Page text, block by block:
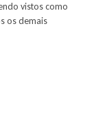
vistos como
os demais